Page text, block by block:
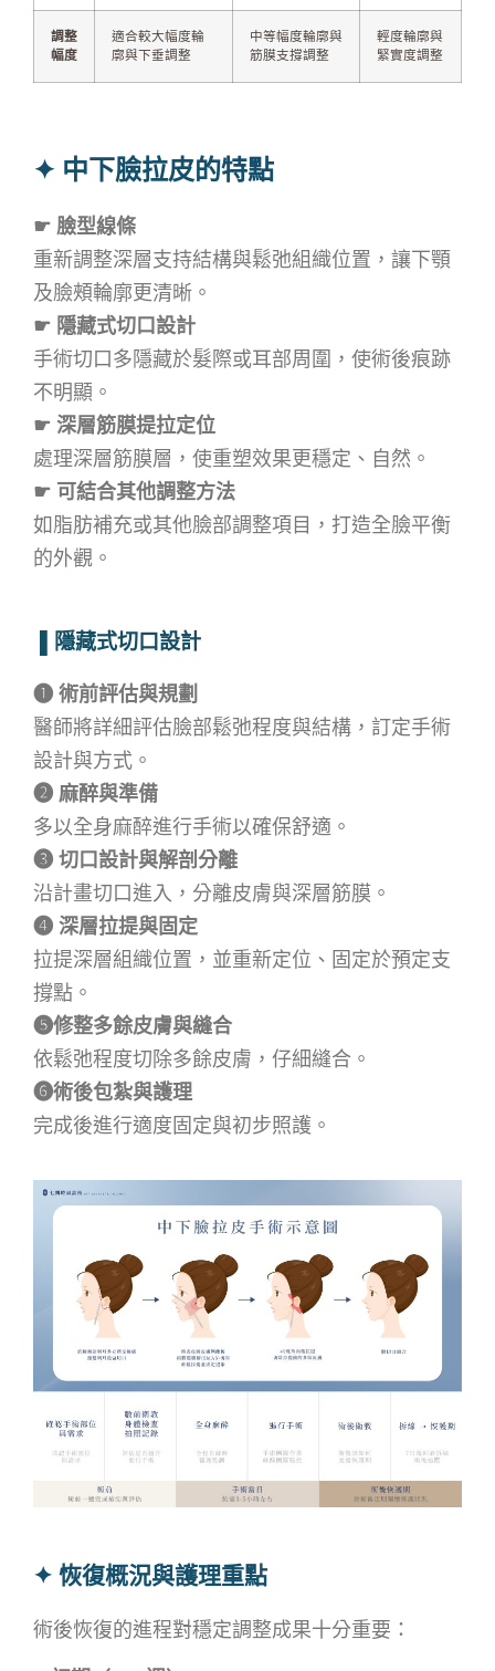
調整
幅度
適合較大幅度輪
廓與下垂調整
中等幅度輪廓與
筋膜支撐調整
輕度輪廓與
緊實度調整
✦ 中下臉拉皮的特點
☛ 臉型線條
重新調整深層支持結構與鬆弛組織位置，讓下顎
及臉頰輪廓更清晰。
☛ 隱藏式切口設計
手術切口多隱藏於髮際或耳部周圍，使術後痕跡
不明顯。
☛ 深層筋膜提拉定位
處理深層筋膜層，使重塑效果更穩定、自然。
☛ 可結合其他調整方法
如脂肪補充或其他臉部調整項目，打造全臉平衡
的外觀。
隱藏式切口設計
❶ 術前評估與規劃
醫師將詳細評估臉部鬆弛程度與結構，訂定手術
設計與方式。
➋ 麻醉與準備
多以全身麻醉進行手術以確保舒適。
➌ 切口設計與解剖分離
沿計畫切口進入，分離皮膚與深層筋膜。
➍ 深層拉提與固定
拉提深層組織位置，並重新定位、固定於預定支
撐點。
➎修整多餘皮膚與縫合
依鬆弛程度切除多餘皮膚，仔細縫合。
➏術後包紮與護理
完成後進行適度固定與初步照護。
✦ 恢復概況與護理重點
術後恢復的進程對穩定調整成果十分重要：